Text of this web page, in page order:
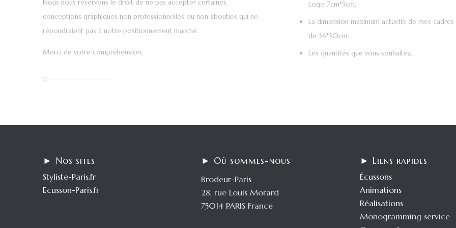
Nous nous réservons le droit de ne pas accepter certaines
conceptions graphiques non professionnelles ou non abouties qui ne
répondraient pas à notre positionnement marché.
Merci de votre compréhension.
Logo 7cm*3cm,
La dimension maximum actuelle de mes cadres
de 36*30cm,
Les quantités que vous souhaitez.
► Nos sites
Styliste-Paris.fr
Ecusson-Paris.fr
► Où sommes-nous
Brodeur-Paris
28, rue Louis Morard
75014 PARIS France
► Liens rapides
Écussons
Animations
Réalisations
Monogramming service